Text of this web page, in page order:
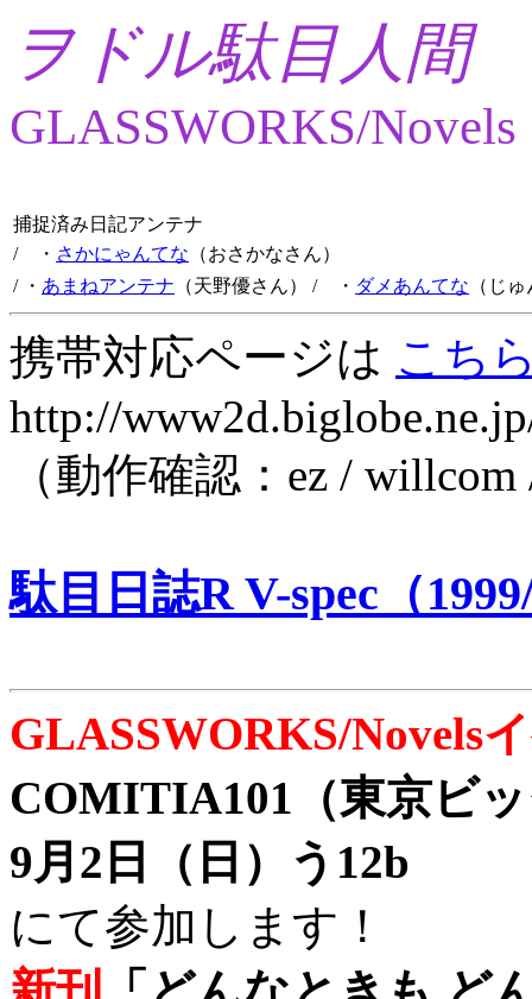
ヲドル駄目人間
GLASSWORKS/Novels
捕捉済み日記アンテナ
/ ・ さかにゃんてな （おさかなさん）
/ ・ あまねアンテナ （天野優さん） / ・ ダメあんてな （じ
携帯対応ページは こち
http://
（動作確認：ez /
駄目日誌R V-spec（
GLASSWORKS/Novels
COMITIA101（東京ビ
9月2日（日）う12b
にて参加します！